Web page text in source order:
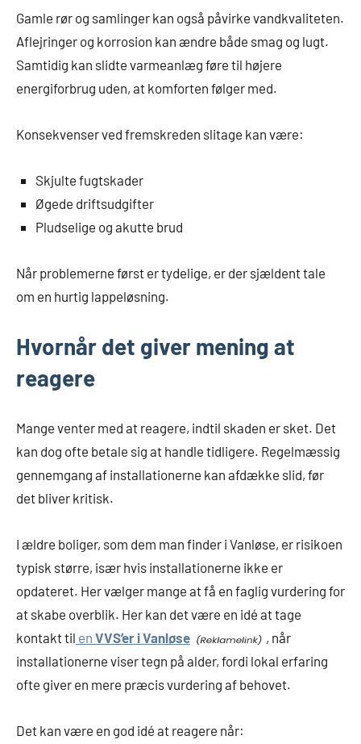
Gamle rør og samlinger kan også påvirke vandkvaliteten.
Aflejringer og korrosion kan ændre både smag og lugt.
Samtidig kan slidte varmeanlæg føre til højere
energiforbrug uden, at komforten følger med.
Konsekvenser ved fremskreden slitage kan være:
Skjulte fugtskader
Øgede driftsudgifter
Pludselige og akutte brud
Når problemerne først er tydelige, er der sjældent tale
om en hurtig lappeløsning.
Hvornår det giver mening at
reagere
Mange venter med at reagere, indtil skaden er sket. Det
kan dog ofte betale sig at handle tidligere. Regelmæssig
gennemgang af installationerne kan afdække slid, før
det bliver kritisk.
I ældre boliger, som dem man finder i Vanløse, er risikoen
typisk større, især hvis installationerne ikke er
opdateret. Her vælger mange at få en faglig vurdering for
at skabe overblik. Her kan det være en idé at tage
kontakt til en VVS’er i Vanløse
, når
installationerne viser tegn på alder, fordi lokal erfaring
ofte giver en mere præcis vurdering af behovet.
Det kan være en god idé at reagere når: